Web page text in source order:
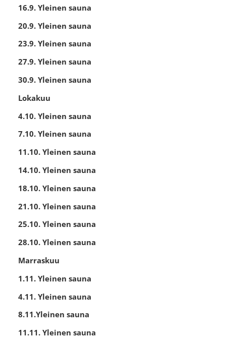
16.9. Yleinen sauna
20.9. Yleinen sauna
23.9. Yleinen sauna
27.9. Yleinen sauna
30.9. Yleinen sauna
Lokakuu
4.10. Yleinen sauna
7.10. Yleinen sauna
11.10. Yleinen sauna
14.10. Yleinen sauna
18.10. Yleinen sauna
21.10. Yleinen sauna
25.10. Yleinen sauna
28.10. Yleinen sauna
Marraskuu
1.11. Yleinen sauna
4.11. Yleinen sauna
8.11.Yleinen sauna
11.11. Yleinen sauna